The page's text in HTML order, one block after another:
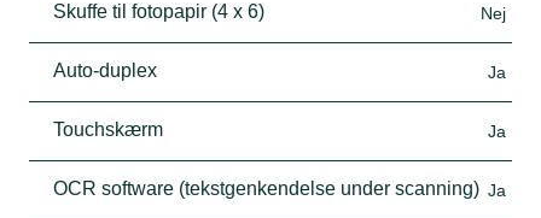
Skuffe til fotopapir (4 x 6) Nej
Auto-duplex Ja
Touchskærm Ja
OCR software (tekstgenkendelse under scanning) Ja